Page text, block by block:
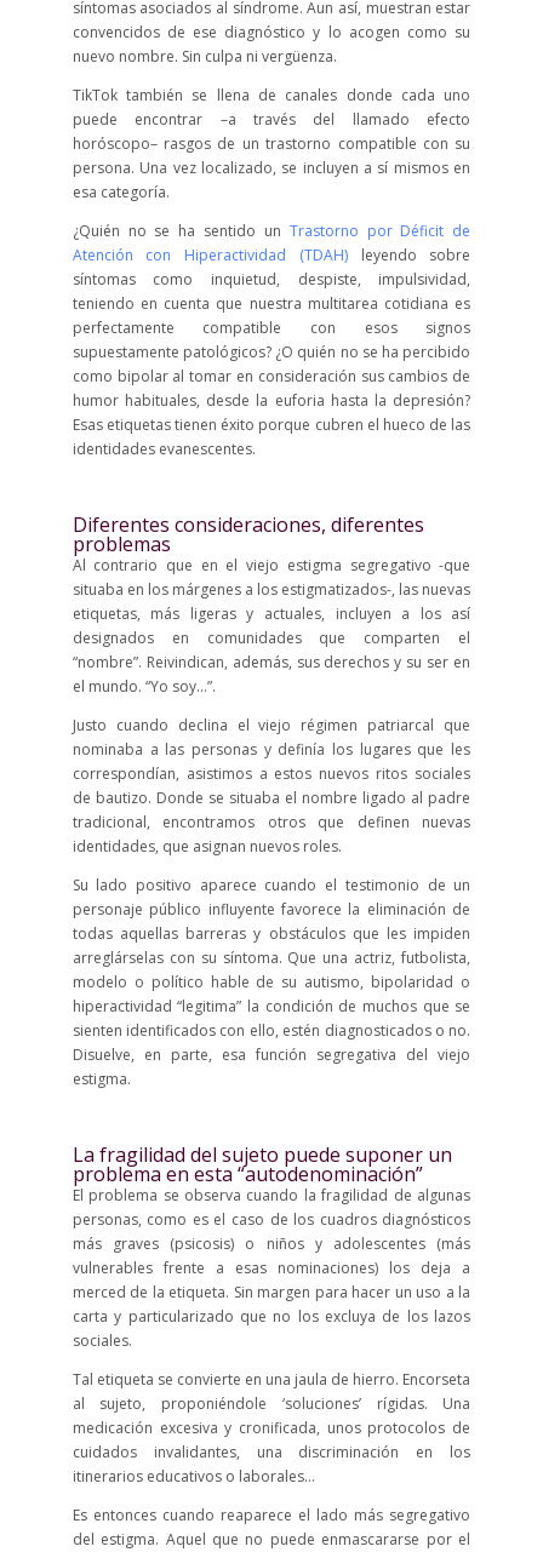
síntomas asociados al síndrome. Aun así, muestran estar
convencidos de ese diagnóstico y lo acogen como su
nuevo nombre. Sin culpa ni vergüenza.
TikTok también se llena de canales donde cada uno
puede encontrar –a través del llamado efecto
horóscopo– rasgos de un trastorno compatible con su
persona. Una vez localizado, se incluyen a sí mismos en
esa categoría.
¿Quién no se ha sentido un Trastorno por Déficit de
Atención con Hiperactividad (TDAH)leyendo sobre
síntomas como inquietud, despiste, impulsividad,
teniendo en cuenta que nuestra multitarea cotidiana es
perfectamente compatible con esos signos
supuestamente patológicos? ¿O quién no se ha percibido
como bipolar al tomar en consideración sus cambios de
humor habituales, desde la euforia hasta la depresión?
Esas etiquetas tienen éxito porque cubren el hueco de las
identidades evanescentes.
Diferentes consideraciones, diferentes
problemas
Al contrario que en el viejo estigma segregativo -que
situaba en los márgenes a los estigmatizados-, las nuevas
etiquetas, más ligeras y actuales, incluyen a los así
designados en comunidades que comparten el
“nombre”. Reivindican, además, sus derechos y su ser en
el mundo. “Yo soy…”.
Justo cuando declina el viejo régimen patriarcal que
nominaba a las personas y definía los lugares que les
correspondían, asistimos a estos nuevos ritos sociales
de bautizo. Donde se situaba el nombre ligado al padre
tradicional, encontramos otros que definen nuevas
identidades, que asignan nuevos roles.
Su lado positivo aparece cuando el testimonio de un
personaje público influyente favorece la eliminación de
todas aquellas barreras y obstáculos que les impiden
arreglárselas con su síntoma. Que una actriz, futbolista,
modelo o político hable de su autismo, bipolaridad o
hiperactividad “legitima” la condición de muchos que se
sienten identificados con ello, estén diagnosticados o no.
Disuelve, en parte, esa función segregativa del viejo
estigma.
La fragilidad del sujeto puede suponer un
problema en esta “autodenominación”
El problema se observa cuando la fragilidad de algunas
personas, como es el caso de los cuadros diagnósticos
más graves (psicosis) o niños y adolescentes (más
vulnerables frente a esas nominaciones) los deja a
merced de la etiqueta. Sin margen para hacer un uso a la
carta y particularizado que no los excluya de los lazos
sociales.
Tal etiqueta se convierte en una jaula de hierro. Encorseta
al sujeto, proponiéndole ‘soluciones’ rígidas. Una
medicación excesiva y cronificada, unos protocolos de
cuidados invalidantes, una discriminación en los
itinerarios educativos o laborales…
Es entonces cuando reaparece el lado más segregativo
del estigma. Aquel que no puede enmascararse por el